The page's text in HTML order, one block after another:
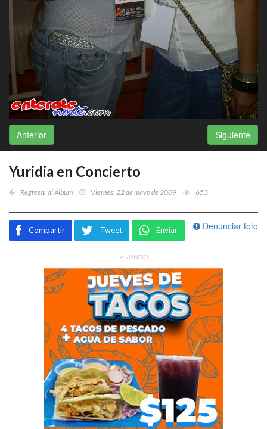
Anterior Siguiente
Yuridia en Concierto
Regresar al Álbum Viernes, 22 de mayo de 2009 653
Denunciar foto
Compartir Tweet Enviar
ANUNCIO